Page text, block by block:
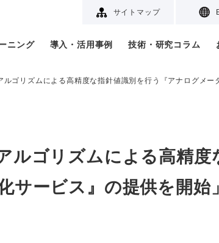
サイトマップ
ニング 導入・活用事例 技術・研究コラム
ルゴリズムによる高精度な指針値識別を行う『アナログメー
ルゴリズムによる高精度
サービス』の提供を開始」